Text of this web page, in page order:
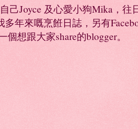
己Joyce 及心愛小狗Mika，
年來嘅烹餁日誌，另有
想跟大家share的blogger。